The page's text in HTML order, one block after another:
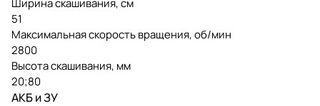
Ширина скашивания, см
51
Максимальная скорость вращения, об/мин
2800
Высота скашивания, мм
20;80
АКБ и ЗУ